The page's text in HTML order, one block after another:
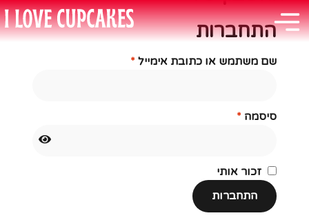
התחברות
שם משתמש או כתובת אימייל *
סיסמה *
זכור אותי
התחברות